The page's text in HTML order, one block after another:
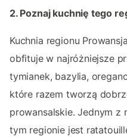
2. Poznaj kuchnię tego
Kuchnia regionu
obfituje w najróżniejsze
tymianek, bazylia,
które razem tworzą
prowansalskie. Jednym z
tym regionie jest